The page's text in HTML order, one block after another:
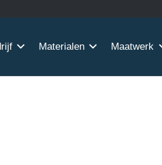
Materialen Maatwerk